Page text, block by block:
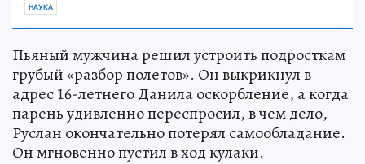
НАУКА
Пьяный мужчина решил устроить подросткам
грубый «разбор полетов». Он выкрикнул в
адрес 16-летнего Данила оскорбление, а когда
парень удивленно переспросил, в чем дело,
Руслан окончательно потерял самообладание.
Он мгновенно пустил в ход кулаки.